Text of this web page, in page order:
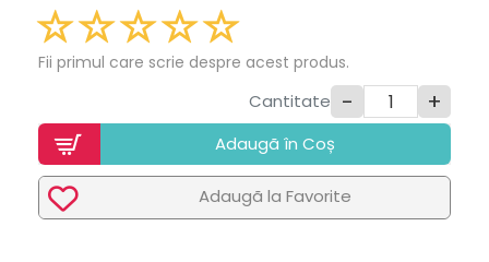
Fii primul care scrie despre acest produs.
Cantitate - +
Adaugã în Coș
Adaugã la Favorite